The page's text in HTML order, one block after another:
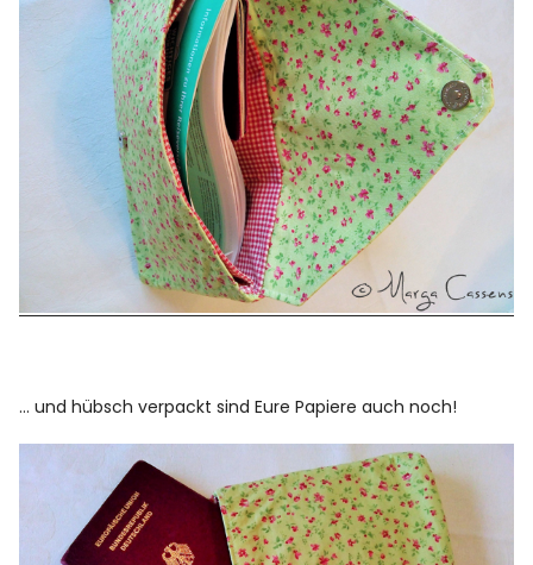
… und hübsch verpackt sind Eure Papiere auch noch!